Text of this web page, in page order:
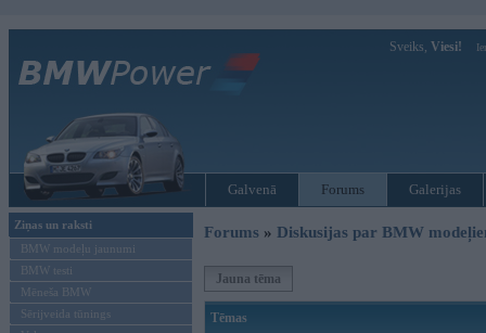
Sveiks, Viesi!
Galvenā Forums Galerijas
Ziņas un raksti
BMW modeļu jaunumi
BMW testi
Mēneša BMW
Sērijveida tūnings
Forums » Diskusijas par BMW
Jauna tēma
Tēmas